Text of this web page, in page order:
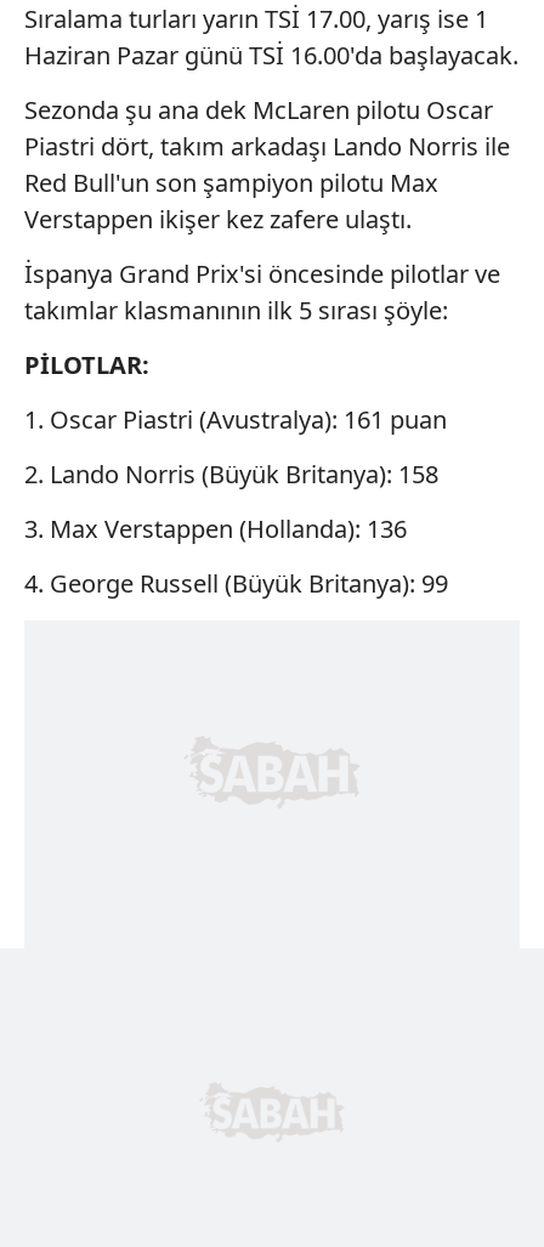
Sıralama turları yarın TSİ 17.00, yarış ise 1
Haziran Pazar günü TSİ 16.00'da başlayacak.
Sezonda şu ana dek McLaren pilotu Oscar
Piastri dört, takım arkadaşı Lando Norris ile
Red Bull'un son şampiyon pilotu Max
Verstappen ikişer kez zafere ulaştı.
İspanya Grand Prix'si öncesinde pilotlar ve
takımlar klasmanının ilk 5 sırası şöyle:
PİLOTLAR:
1. Oscar Piastri (Avustralya): 161 puan
2. Lando Norris (Büyük Britanya): 158
3. Max Verstappen (Hollanda): 136
4. George Russell (Büyük Britanya): 99